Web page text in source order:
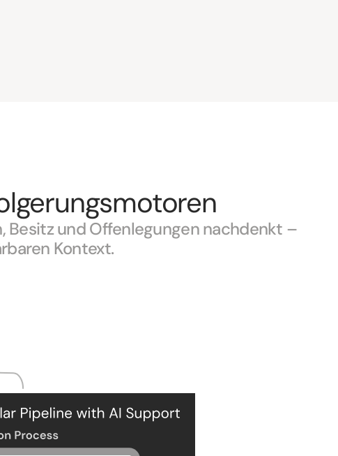
Besitz und Offenlegungen nachdenkt –
Kontext.